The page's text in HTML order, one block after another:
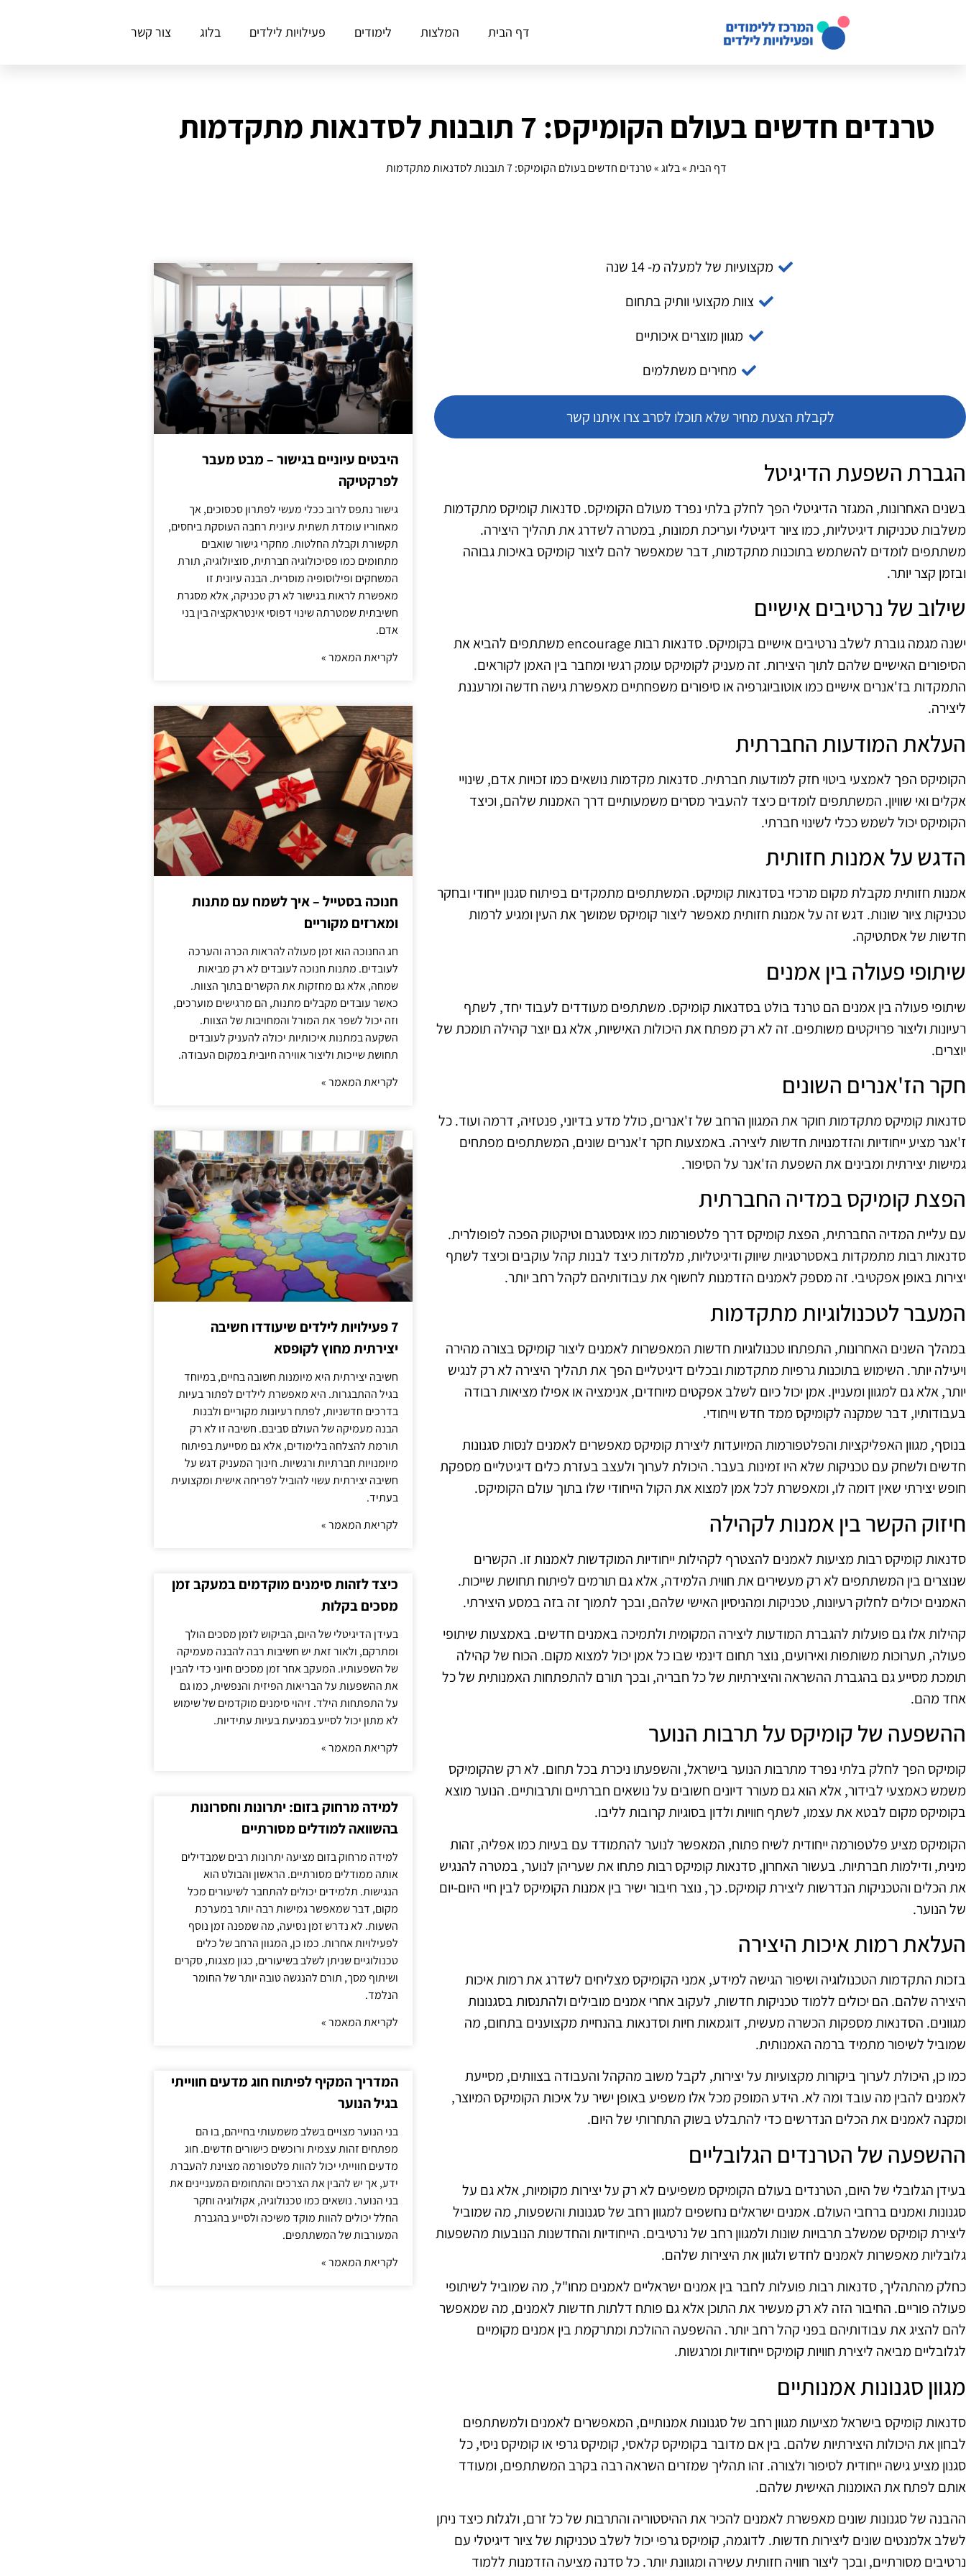
דף הבית המלצות לימודים פעילויות לילדים בלוג צור קשר
טרנדים חדשים בעולם הקומיקס: 7 תובנות לסדנאות מתקדמות
דף הבית»בלוג»טרנדים חדשים בעולם הקומיקס: 7 תובנות לסדנאות מתקדמות
מקצועיות של למעלה מ- 14 שנה
צוות מקצועי וותיק בתחום
מגוון מוצרים איכותיים
מחירים משתלמים
לקבלת הצעת מחיר שלא תוכלו לסרב צרו איתנו קשר
הגברת השפעת הדיגיטל
בשנים האחרונות, המגזר הדיגיטלי הפך לחלק בלתי נפרד מעולם הקומיקס. סדנאות קומיקס מתקדמות
משלבות טכניקות דיגיטליות, כמו ציור דיגיטלי ועריכת תמונות, במטרה לשדרג את תהליך היצירה.
משתתפים לומדים להשתמש בתוכנות מתקדמות, דבר שמאפשר להם ליצור קומיקס באיכות גבוהה
ובזמן קצר יותר.
שילוב של נרטיבים אישיים
ישנה מגמה גוברת לשלב נרטיבים אישיים בקומיקס. סדנאות רבות encourage משתתפים להביא את
הסיפורים האישיים שלהם לתוך היצירות. זה מעניק לקומיקס עומק רגשי ומחבר בין האמן לקוראים.
התמקדות בז'אנרים אישיים כמו אוטוביוגרפיה או סיפורים משפחתיים מאפשרת גישה חדשה ומרעננת
ליצירה.
העלאת המודעות החברתית
הקומיקס הפך לאמצעי ביטוי חזק למודעות חברתית. סדנאות מקדמות נושאים כמו זכויות אדם, שינויי
אקלים ואי שוויון. המשתתפים לומדים כיצד להעביר מסרים משמעותיים דרך האמנות שלהם, וכיצד
הקומיקס יכול לשמש ככלי לשינוי חברתי.
הדגש על אמנות חזותית
אמנות חזותית מקבלת מקום מרכזי בסדנאות קומיקס. המשתתפים מתמקדים בפיתוח סגנון ייחודי ובחקר
טכניקות ציור שונות. דגש זה על אמנות חזותית מאפשר ליצור קומיקס שמושך את העין ומגיע לרמות
חדשות של אסתטיקה.
שיתופי פעולה בין אמנים
שיתופי פעולה בין אמנים הם טרנד בולט בסדנאות קומיקס. משתתפים מעודדים לעבוד יחד, לשתף
רעיונות וליצור פרויקטים משותפים. זה לא רק מפתח את היכולות האישיות, אלא גם יוצר קהילה תומכת של
יוצרים.
חקר הז'אנרים השונים
סדנאות קומיקס מתקדמות חוקר את המגוון הרחב של ז'אנרים, כולל מדע בדיוני, פנטזיה, דרמה ועוד. כל
ז'אנר מציע ייחודיות והזדמנויות חדשות ליצירה. באמצעות חקר ז'אנרים שונים, המשתתפים מפתחים
גמישות יצירתית ומבינים את השפעת הז'אנר על הסיפור.
הפצת קומיקס במדיה החברתית
עם עליית המדיה החברתית, הפצת קומיקס דרך פלטפורמות כמו אינסטגרם וטיקטוק הפכה לפופולרית.
סדנאות רבות מתמקדות באסטרטגיות שיווק ודיגיטליות, מלמדות כיצד לבנות קהל עוקבים וכיצד לשתף
יצירות באופן אפקטיבי. זה מספק לאמנים הזדמנות לחשוף את עבודותיהם לקהל רחב יותר.
המעבר לטכנולוגיות מתקדמות
במהלך השנים האחרונות, התפתחו טכנולוגיות חדשות המאפשרות לאמנים ליצור קומיקס בצורה מהירה
ויעילה יותר. השימוש בתוכנות גרפיות מתקדמות ובכלים דיגיטליים הפך את תהליך היצירה לא רק לנגיש
יותר, אלא גם למגוון ומעניין. אמן יכול כיום לשלב אפקטים מיוחדים, אנימציה או אפילו מציאות רבודה
בעבודותיו, דבר שמקנה לקומיקס ממד חדש וייחודי.
בנוסף, מגוון האפליקציות והפלטפורמות המיועדות ליצירת קומיקס מאפשרים לאמנים לנסות סגנונות
חדשים ולשחק עם טכניקות שלא היו זמינות בעבר. היכולת לערוך ולעצב בעזרת כלים דיגיטליים מספקת
חופש יצירתי שאין דומה לו, ומאפשרת לכל אמן למצוא את הקול הייחודי שלו בתוך עולם הקומיקס.
חיזוק הקשר בין אמנות לקהילה
סדנאות קומיקס רבות מציעות לאמנים להצטרף לקהילות ייחודיות המוקדשות לאמנות זו. הקשרים
שנוצרים בין המשתתפים לא רק מעשירים את חווית הלמידה, אלא גם תורמים לפיתוח תחושת שייכות.
האמנים יכולים לחלוק רעיונות, טכניקות ומהניסיון האישי שלהם, ובכך לתמוך זה בזה במסע היצירתי.
קהילות אלו גם פועלות להגברת המודעות ליצירה המקומית ולתמיכה באמנים חדשים. באמצעות שיתופי
פעולה, תערוכות משותפות ואירועים, נוצר תחום דינמי שבו כל אמן יכול למצוא מקום. הכוח של קהילה
תומכת מסייע גם בהגברת ההשראה והיצירתיות של כל חבריה, ובכך תורם להתפתחות האמנותית של כל
אחד מהם.
ההשפעה של קומיקס על תרבות הנוער
קומיקס הפך לחלק בלתי נפרד מתרבות הנוער בישראל, והשפעתו ניכרת בכל תחום. לא רק שהקומיקס
משמש כאמצעי לבידור, אלא הוא גם מעורר דיונים חשובים על נושאים חברתיים ותרבותיים. הנוער מוצא
בקומיקס מקום לבטא את עצמו, לשתף חוויות ולדון בסוגיות קרובות לליבו.
הקומיקס מציע פלטפורמה ייחודית לשיח פתוח, המאפשר לנוער להתמודד עם בעיות כמו אפליה, זהות
מינית, ודילמות חברתיות. בעשור האחרון, סדנאות קומיקס רבות פתחו את שעריהן לנוער, במטרה להנגיש
את הכלים והטכניקות הנדרשות ליצירת קומיקס. כך, נוצר חיבור ישיר בין אמנות הקומיקס לבין חיי היום-יום
של הנוער.
העלאת רמות איכות היצירה
בזכות התקדמות הטכנולוגיה ושיפור הגישה למידע, אמני הקומיקס מצליחים לשדרג את רמות איכות
היצירה שלהם. הם יכולים ללמוד טכניקות חדשות, לעקוב אחרי אמנים מובילים ולהתנסות בסגנונות
מגוונים. הסדנאות מספקות הכשרה מעשית, דוגמאות חיות וסדנאות בהנחיית מקצוענים בתחום, מה
שמוביל לשיפור מתמיד ברמה האמנותית.
כמו כן, היכולת לערוך ביקורות מקצועיות על יצירות, לקבל משוב מהקהל והעבודה בצוותים, מסייעת
לאמנים להבין מה עובד ומה לא. הידע המופק מכל אלו משפיע באופן ישיר על איכות הקומיקס המיוצר,
ומקנה לאמנים את הכלים הנדרשים כדי להתבלט בשוק התחרותי של היום.
ההשפעה של הטרנדים הגלובליים
בעידן הגלובלי של היום, הטרנדים בעולם הקומיקס משפיעים לא רק על יצירות מקומיות, אלא גם על
סגנונות ואמנים ברחבי העולם. אמנים ישראלים נחשפים למגוון רחב של סגנונות והשפעות, מה שמוביל
ליצירת קומיקס שמשלב תרבויות שונות ולמגוון רחב של נרטיבים. הייחודיות והחדשנות הנובעות מהשפעות
גלובליות מאפשרות לאמנים לחדש ולגוון את היצירות שלהם.
כחלק מהתהליך, סדנאות רבות פועלות לחבר בין אמנים ישראליים לאמנים מחו"ל, מה שמוביל לשיתופי
פעולה פוריים. החיבור הזה לא רק מעשיר את התוכן אלא גם פותח דלתות חדשות לאמנים, מה שמאפשר
להם להציג את עבודותיהם בפני קהל רחב יותר. ההשפעה ההולכת ומתרקמת בין אמנים מקומיים
לגלובליים מביאה ליצירת חוויות קומיקס ייחודיות ומרגשות.
מגוון סגנונות אמנותיים
סדנאות קומיקס בישראל מציעות מגוון רחב של סגנונות אמנותיים, המאפשרים לאמנים ולמשתתפים
לבחון את היכולות היצירתיות שלהם. בין אם מדובר בקומיקס קלאסי, קומיקס גרפי או קומיקס ניסי, כל
סגנון מציע גישה ייחודית לסיפור ולצורה. זהו תהליך שמזרים השראה רבה בקרב המשתתפים, ומעודד
אותם לפתח את האומנות האישית שלהם.
ההבנה של סגנונות שונים מאפשרת לאמנים להכיר את ההיסטוריה והתרבות של כל זרם, ולגלות כיצד ניתן
לשלב אלמנטים שונים ליצירות חדשות. לדוגמה, קומיקס גרפי יכול לשלב טכניקות של ציור דיגיטלי עם
נרטיבים מסורתיים, ובכך ליצור חוויה חזותית עשירה ומגוונת יותר. כל סדנה מציעה הזדמנות ללמוד
היבטים עיוניים בגישור – מבט מעבר
לפרקטיקה
גישור נתפס לרוב ככלי מעשי לפתרון סכסוכים, אך
מאחוריו עומדת תשתית עיונית רחבה העוסקת ביחסים,
תקשורת וקבלת החלטות. מחקרי גישור שואבים
מתחומים כמו פסיכולוגיה חברתית, סוציולוגיה, תורת
המשחקים ופילוסופיה מוסרית. הבנה עיונית זו
מאפשרת לראות בגישור לא רק טכניקה, אלא מסגרת
חשיבתית שמטרתה שינוי דפוסי אינטראקציה בין בני
אדם.
לקריאת המאמר »
חנוכה בסטייל – איך לשמח עם מתנות
ומארזים מקוריים
חג החנוכה הוא זמן מעולה להראות הכרה והערכה
לעובדים. מתנות חנוכה לעובדים לא רק מביאות
שמחה, אלא גם מחזקות את הקשרים בתוך הצוות.
כאשר עובדים מקבלים מתנות, הם מרגישים מוערכים,
וזה יכול לשפר את המורל והמחויבות של הצוות.
השקעה במתנות איכותיות יכולה להעניק לעובדים
תחושת שייכות וליצור אווירה חיובית במקום העבודה.
לקריאת המאמר »
7 פעילויות לילדים שיעודדו חשיבה
יצירתית מחוץ לקופסא
חשיבה יצירתית היא מיומנות חשובה בחיים, במיוחד
בגיל ההתבגרות. היא מאפשרת לילדים לפתור בעיות
בדרכים חדשניות, לפתח רעיונות מקוריים ולבנות
הבנה מעמיקה של העולם סביבם. חשיבה זו לא רק
תורמת להצלחה בלימודים, אלא גם מסייעת בפיתוח
מיומנויות חברתיות ורגשיות. חינוך המעניק דגש על
חשיבה יצירתית עשוי להוביל לפריחה אישית ומקצועית
בעתיד.
לקריאת המאמר »
כיצד לזהות סימנים מוקדמים במעקב זמן
מסכים בקלות
בעידן הדיגיטלי של היום, הביקוש לזמן מסכים הולך
ומתרקם, ולאור זאת יש חשיבות רבה להבנה מעמיקה
של השפעותיו. המעקב אחר זמן מסכים חיוני כדי להבין
את ההשפעות על הבריאות הפיזית והנפשית, כמו גם
על התפתחות הילד. זיהוי סימנים מוקדמים של שימוש
לא מתון יכול לסייע במניעת בעיות עתידיות.
לקריאת המאמר »
למידה מרחוק בזום: יתרונות וחסרונות
בהשוואה למודלים מסורתיים
למידה מרחוק בזום מציעה יתרונות רבים שמבדילים
אותה ממודלים מסורתיים. הראשון והבולט הוא
הנגישות. תלמידים יכולים להתחבר לשיעורים מכל
מקום, דבר שמאפשר גמישות רבה יותר במערכת
השעות. לא נדרש זמן נסיעה, מה שמפנה זמן נוסף
לפעילויות אחרות. כמו כן, המגוון הרחב של כלים
טכנולוגיים שניתן לשלב בשיעורים, כגון מצגות, סקרים
ושיתוף מסך, תורם להנגשה טובה יותר של החומר
הנלמד.
לקריאת המאמר »
המדריך המקיף לפיתוח חוג מדעים חווייתי
בגיל הנוער
בני הנוער מצויים בשלב משמעותי בחייהם, בו הם
מפתחים זהות עצמית ורוכשים כישורים חדשים. חוג
מדעים חווייתי יכול להוות פלטפורמה מצוינת להעברת
ידע, אך יש להבין את הצרכים והתחומים המעניינים את
בני הנוער. נושאים כמו טכנולוגיה, אקולוגיה וחקר
החלל יכולים להוות מוקד משיכה ולסייע בהגברת
המעורבות של המשתתפים.
לקריאת המאמר »